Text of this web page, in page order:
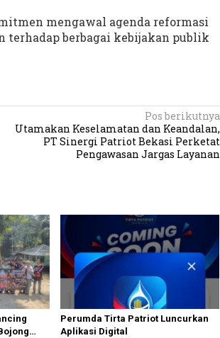
mengawal agenda reformasi
terhadap berbagai kebijakan publik
Pos berikutnya
Utamakan Keselamatan dan Keandalan,
PT Sinergi Patriot Bekasi Perketat
Pengawasan Jargas Layanan
Perumda Tirta Patriot Luncurkan
Aplikasi Digital